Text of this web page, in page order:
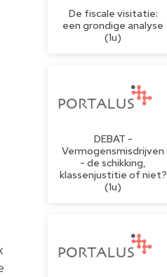
De fiscale visitatie:
een grondige analyse
(1u)
DEBAT -
Vermogensmisdrijven
- de schikking,
klassenjustitie of niet?
(1u)